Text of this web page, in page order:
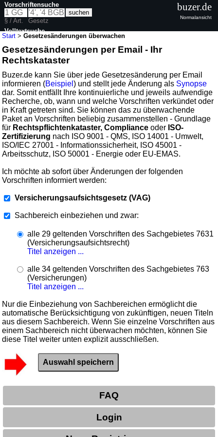
Start >Gesetzesänderungen überwachen
Gesetzesänderungen per Email - Ihr
Rechtskataster
Buzer.de kann Sie über jede Gesetzesänderung per Email
informieren (Beispiel) und stellt jede Änderung als Synopse
dar. Somit entfällt Ihre kontinuierliche und jeweils aufwendige
Recherche, ob, wann und welche Vorschriften verkündet oder
in Kraft getreten sind. Sie können das zu überwachende
Paket an Vorschriften beliebig zusammenstellen - Grundlage
für Rechtspflichtenkataster, Compliance oder ISO-
Zertifizierung nach ISO 9001 - QMS, ISO 14001 - Umwelt,
ISO/IEC 27001 - Informationssicherheit, ISO 45001 -
Arbeitsschutz, ISO 50001 - Energie oder EU-EMAS.
Ich möchte ab sofort über Änderungen der folgenden
Vorschriften informiert werden:
Versicherungsaufsichtsgesetz (VAG)
Sachbereich einbeziehen und zwar:
alle 29 geltenden Vorschriften des Sachgebietes 7631
(Versicherungsaufsichtsrecht)
Titel anzeigen ...
alle 34 geltenden Vorschriften des Sachgebietes 763
(Versicherungen)
Titel anzeigen ...
Nur die Einbeziehung von Sachbereichen ermöglicht die
automatische Berücksichtigung von zukünftigen, neuen Titeln
aus diesem Sachbereich. Wenn Sie einzelne Vorschriften aus
einem Sachbereich nicht überwachen möchten, können Sie
diese Titel weiter unten explizit ausschließen.
FAQ
Login
Vorschriftensuche
§ / Art.
Gesetz
Volltextsuche
buzer.de
Normalansicht